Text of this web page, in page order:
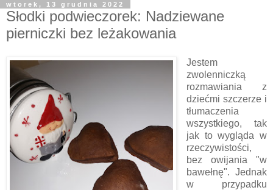
wtorek, 13 grudnia 2022
Słodki podwieczorek: Nadziewane
pierniczki bez leżakowania
Jestem
zwolenniczką
rozmawiania z
dziećmi szczerze i
tłumaczenia
wszystkiego, tak
jak to wygląda w
rzeczywistości,
bez owijania "w
bawełnę". Jednak
w przypadku